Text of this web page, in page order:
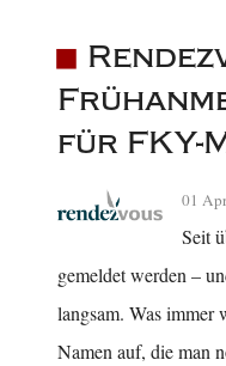
für FKY-
01
Seit
gemeldet werden –
langsam. Was immer
Namen auf, die man